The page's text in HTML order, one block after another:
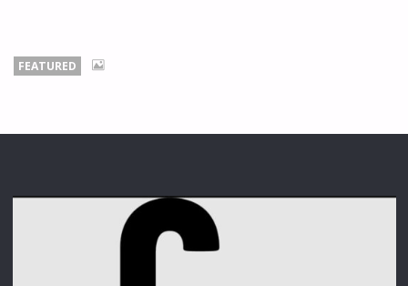
FEATURED